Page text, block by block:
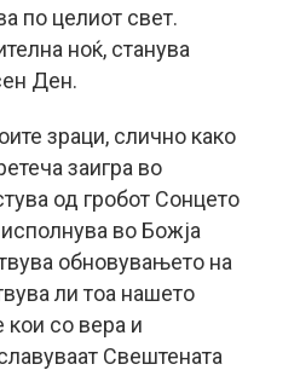
по целиот свет.
ноќ, станува
Ден.
зраци, слично како
заигра во
од гробот Сонцето
во Божја
обновувањето на
ли тоа нашето
кои со вера и
Свештената